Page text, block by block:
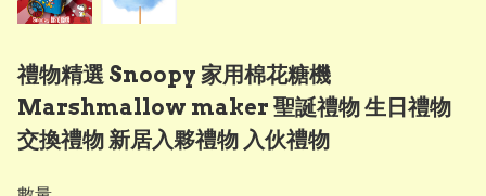
禮物精選 Snoopy 家用棉花糖機
Marshmallow maker 聖誕禮物 生日禮物
交換禮物 新居入夥禮物 入伙禮物